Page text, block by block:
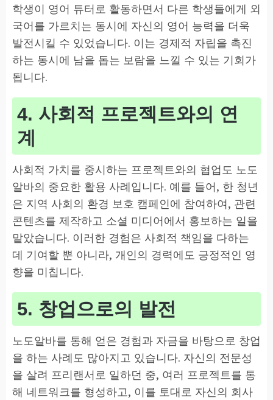
학생이 영어 튜터로 활동하면서 다른 학생들에게 외
국어를 가르치는 동시에 자신의 영어 능력을 더욱
발전시킬 수 있었습니다. 이는 경제적 자립을 촉진
하는 동시에 남을 돕는 보람을 느낄 수 있는 기회가
됩니다.
4. 사회적 프로젝트와의 연
계
사회적 가치를 중시하는 프로젝트와의 협업도 노도
알바의 중요한 활용 사례입니다. 예를 들어, 한 청년
은 지역 사회의 환경 보호 캠페인에 참여하여, 관련
콘텐츠를 제작하고 소셜 미디어에서 홍보하는 일을
맡았습니다. 이러한 경험은 사회적 책임을 다하는
데 기여할 뿐 아니라, 개인의 경력에도 긍정적인 영
향을 미칩니다.
5. 창업으로의 발전
노도알바를 통해 얻은 경험과 자금을 바탕으로 창업
을 하는 사례도 많아지고 있습니다. 자신의 전문성
을 살려 프리랜서로 일하던 중, 여러 프로젝트를 통
해 네트워크를 형성하고, 이를 토대로 자신의 회사